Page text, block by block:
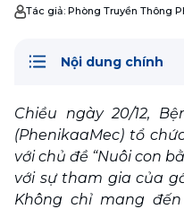
Tác giả: Phòng Truyền Thông
Nội dung chính
Chiều ngày 20/12,
(PhenikaaMec) tổ
với chủ đề “Nuôi con
với sự tham gia của
Không chỉ mang